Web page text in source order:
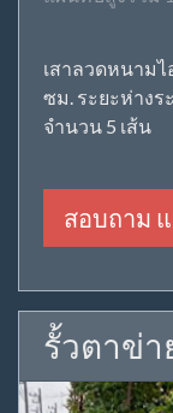
เสาลวดหนามไ
ซม. ระยะห่างร
จำนวน 5 เส้น
สอบถาม
รั้วตาข่า